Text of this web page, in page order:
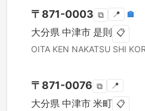
〒 871-0003 ⧉ 📍 🏣
大分県 中津市 是則 📋
OITA KEN NAKATSU SHI
〒 871-0076 ⧉ 📍
大分県 中津市 米町 📋